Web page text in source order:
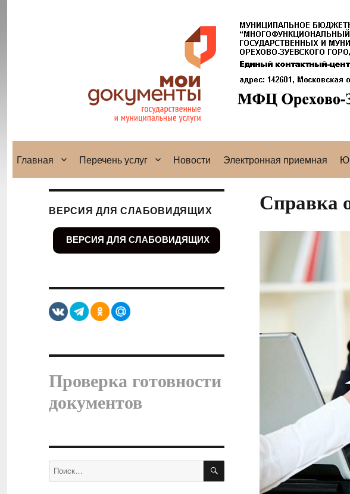
Главная Перечень услуг Новости Электронная приемная
Справка
ВЕРСИЯ ДЛЯ СЛАБОВИДЯЩИХ
ВЕРСИЯ ДЛЯ СЛАБОВИДЯЩИХ
Проверка готовности
документов
Искать: ПОИСК